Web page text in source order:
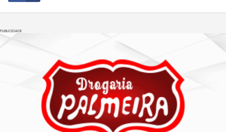
PUBLICIDADE